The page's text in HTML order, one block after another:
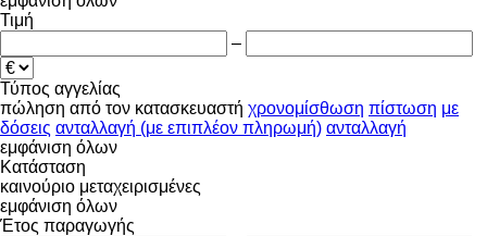
Τιμή
–
Τύπος αγγελίας
πώληση από τον κατασκευαστή χρονομίσθωση πίστωση με
δόσεις ανταλλαγή (με επιπλέον πληρωμή) ανταλλαγή
εμφάνιση όλων
Κατάσταση
καινούριο μεταχειρισμένες
εμφάνιση όλων
Έτος παραγωγής